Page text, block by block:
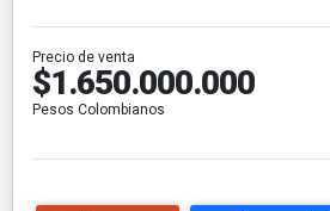
Precio de venta
$1.650.000.000
Pesos Colombianos